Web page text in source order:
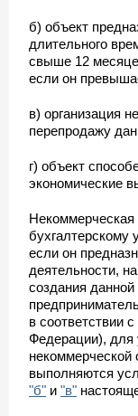
б) объект
длительного
свыше 12
если он
в) организация
перепродажу
г) объект
экономические
Некоммерческая
бухгалтерскому
если он
деятельности,
создания данной
в соответствии
Федерации), для
некоммерческой
выполняются
"б" и "в"